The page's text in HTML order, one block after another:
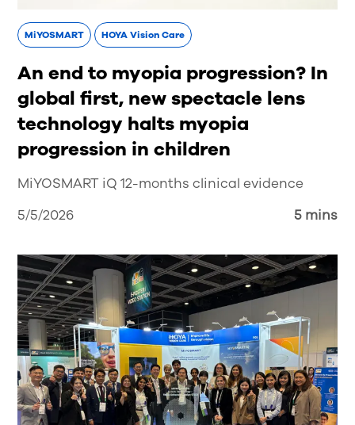
MiYOSMART HOYA Vision Care
An end to myopia progression? In
global first, new spectacle lens
technology halts myopia
progression in children
MiYOSMART iQ 12-months clinical evidence
5/5/2026
5 mins